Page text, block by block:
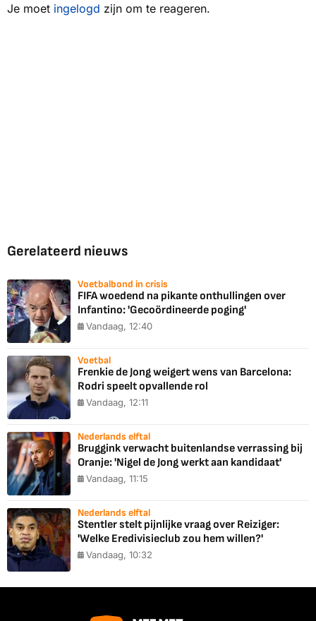
Je moet ingelogd zijn om te reageren.
Gerelateerd nieuws
Voetbalbond in crisis
FIFA woedend na pikante onthullingen over
Infantino: 'Gecoördineerde poging'
Vandaag, 12:40
Voetbal
Frenkie de Jong weigert wens van Barcelona:
Rodri speelt opvallende rol
Vandaag, 12:11
Nederlands elftal
Bruggink verwacht buitenlandse verrassing bij
Oranje: 'Nigel de Jong werkt aan kandidaat'
Vandaag, 11:15
Nederlands elftal
Stentler stelt pijnlijke vraag over Reiziger:
'Welke Eredivisieclub zou hem willen?'
Vandaag, 10:32